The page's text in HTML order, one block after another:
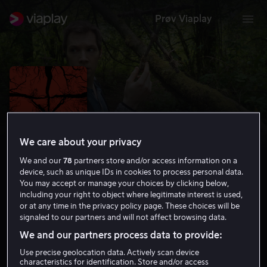
Prøv Viaplay
Blair Witch
5.0 Thriller Grøsser 2016 1 t 25 min
15 år
HD
We care about your privacy
We and our78 partners store and/or access information on a
device, such as unique IDs in cookies to process personal data.
You may accept or manage your choices by clicking below,
including your right to object where legitimate interest is used,
or at any time in the privacy policy page. These choices will be
signaled to our partners and will not affect browsing data.
We and our partners process data to provide:
Use precise geolocation data. Actively scan device
characteristics for identification. Store and/or access